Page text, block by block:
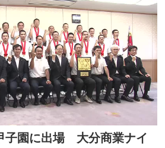
子園に出場 大分商業ナイ